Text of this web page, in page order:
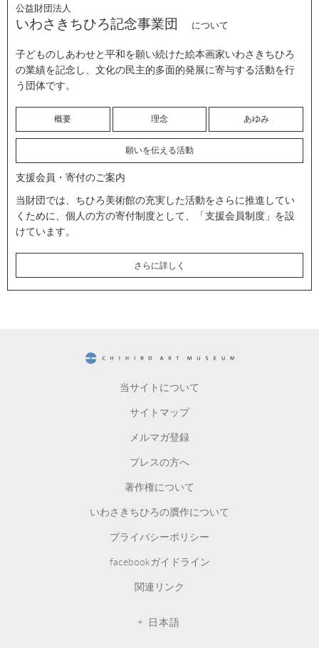
公益財団法人
いわさきちひろ記念事業団 について
子どものしあわせと平和を願い続けた絵本画家いわさきちひろ
の業績を記念し、文化の民主的多面的発展に寄与する活動を行
う団体です。
概要 理念 あゆみ
願いを伝える活動
支援会員・寄付のご案内
当財団では、ちひろ美術館の充実した活動をさらに推進してい
くために、個人の方の寄付制度として、「支援会員制度」を設
けています。
さらに詳しく
当サイトについて
サイトマップ
メルマガ登録
プレスの方へ
著作権について
いわさきちひろの贋作について
プライバシーポリシー
facebookガイドライン
関連リンク
日本語